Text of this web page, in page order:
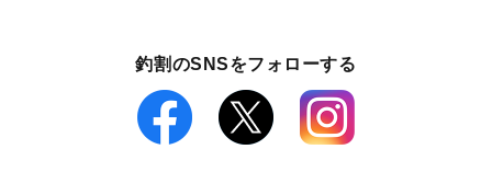
釣割のSNSをフォローする